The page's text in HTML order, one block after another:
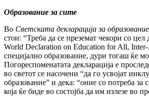
Образование за сите
Во Светската декларација за
стои: “Треба да се преземат чекори со
World Declaration on Education for All,
специјално образование, дури тогаш ќе
Погореспоменатата декларација е
во светот се насочени “да го усвојат
образование” и дека: “оние со потреба
која ќе биде во состојба да им излезе во